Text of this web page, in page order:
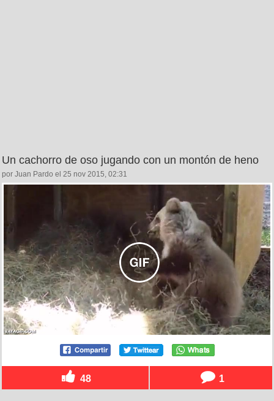
Un cachorro de oso jugando con un montón de heno
por Juan Pardo el 25 nov 2015, 02:31
48 1